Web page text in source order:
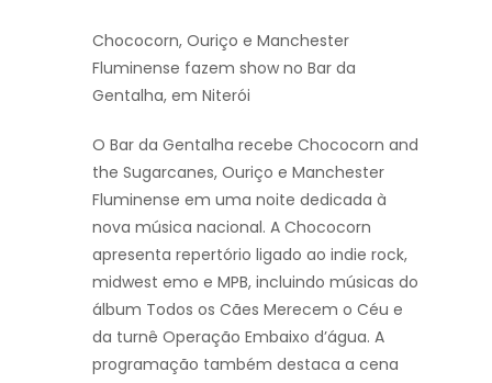
Chococorn, Ouriço e Manchester
Fluminense fazem show no Bar da
Gentalha, em Niterói
O Bar da Gentalha recebe Chococorn and
the Sugarcanes, Ouriço e Manchester
Fluminense em uma noite dedicada à
nova música nacional. A Chococorn
apresenta repertório ligado ao indie rock,
midwest emo e MPB, incluindo músicas do
álbum Todos os Cães Merecem o Céu e
da turnê Operação Embaixo d’água. A
programação também destaca a cena